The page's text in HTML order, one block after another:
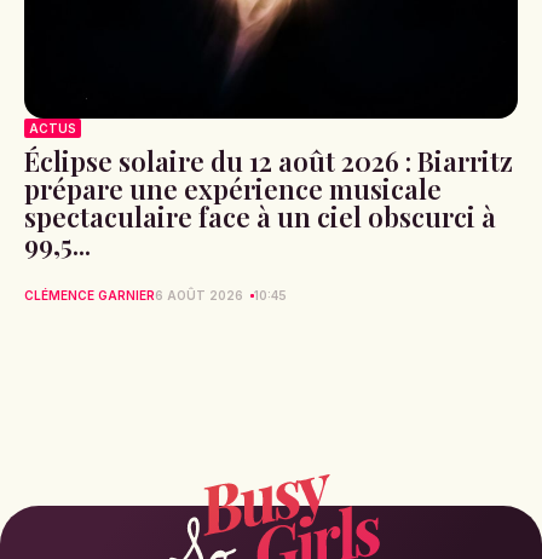
ACTUS
Éclipse solaire du 12 août 2026 : Biarritz
prépare une expérience musicale
spectaculaire face à un ciel obscurci à
99,5...
CLÉMENCE GARNIER6 AOÛT 2026 10:45